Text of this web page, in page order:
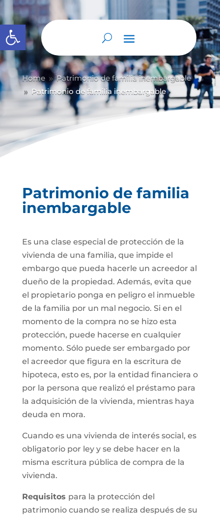
Abrir barra de herramientas
Home 9 Patrimonio de familia inembargable
9 Patrimonio de familia inembargable
Patrimonio de familia
inembargable
Es una clase especial de protección de la
vivienda de una familia, que impide el
embargo que pueda hacerle un acreedor al
dueño de la propiedad. Además, evita que
el propietario ponga en peligro el inmueble
de la familia por un mal negocio. Si en el
momento de la compra no se hizo esta
protección, puede hacerse en cualquier
momento. Sólo puede ser embargado por
el acreedor que figura en la escritura de
hipoteca, esto es, por la entidad financiera o
por la persona que realizó el préstamo para
la adquisición de la vivienda, mientras haya
deuda en mora.
Cuando es una vivienda de interés social, es
obligatorio por ley y se debe hacer en la
misma escritura pública de compra de la
vivienda.
Requisitos para la protección del
patrimonio cuando se realiza después de su